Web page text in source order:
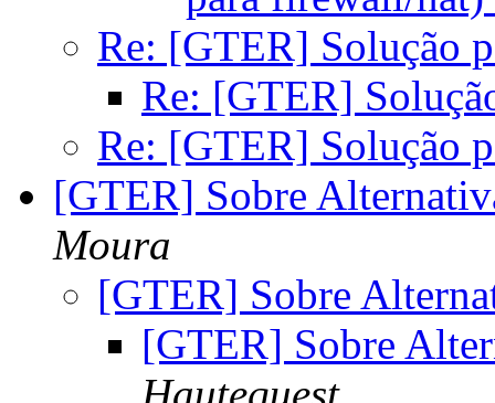
Re: [GTER] Solução
Re: [GTER]
Re: [GTER] Solução
[GTER] Sobre
Moura
[GTER] Sobre
[GTER] Sobre